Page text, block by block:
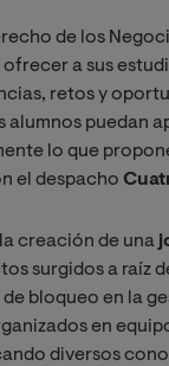
de los
a sus
retos y
alumnos puedan
lo que
el despacho
creación de una
surgidos a raíz
bloqueo en la
en
diversos